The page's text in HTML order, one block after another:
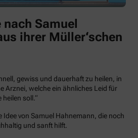
Samuel
ihrer Müller‘schen
gewiss und dauerhaft zu heilen, in
Arznei, welche ein ähnliches Leid für
heilen soll.“
Idee von Samuel Hahnemann, die noch
und sanft hilft.